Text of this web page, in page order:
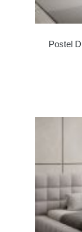
Postel